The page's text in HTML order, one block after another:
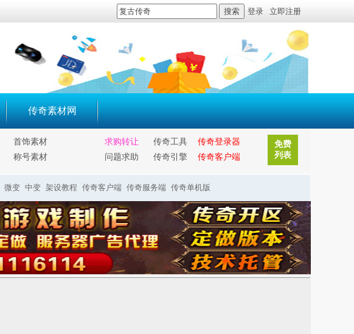
搜索 登录 立即注册
传奇素材网
首饰素材
称号素材
求购转让 传奇工具
传奇登录器
问题求助
传奇引擎 传奇客户端
免费
列表
微变 中变 架设教程 传奇客户端 传奇服务端 传奇单机版